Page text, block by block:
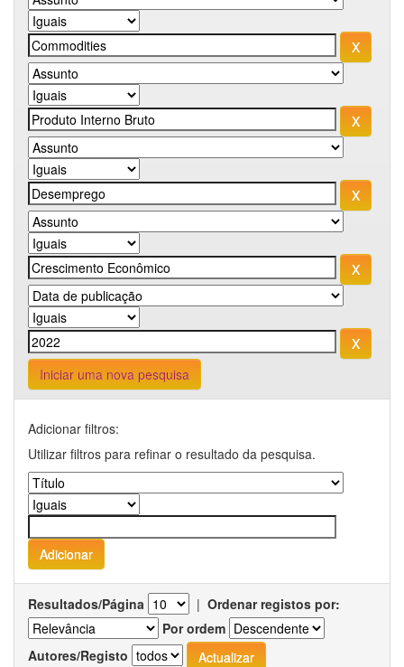
Iniciar uma nova pesquisa
Adicionar filtros:
Utilizar filtros para refinar o resultado da pesquisa.
Resultados/Página | Ordenar registos por:
Por ordem
Autores/Registo